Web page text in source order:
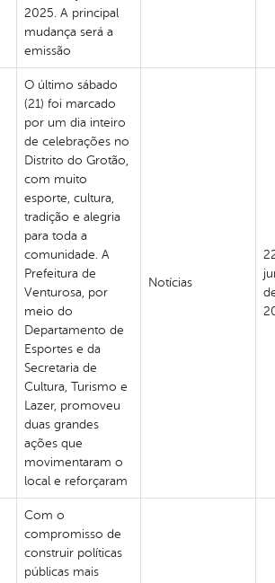
2025. A principal
mudança será a
emissão
O último sábado
(21) foi marcado
por um dia inteiro
de celebrações no
Distrito do Grotão,
com muito
esporte, cultura,
tradição e alegria
para toda a
comunidade. A
Prefeitura de
Venturosa, por
meio do
Departamento de
Esportes e da
Secretaria de
Cultura, Turismo e
Lazer, promoveu
duas grandes
ações que
movimentaram o
local e reforçaram
Notícias
Com o
compromisso de
construir políticas
públicas mais